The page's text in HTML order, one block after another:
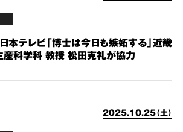
本テレビ「博士は今日も嫉妬する」近畿
産科学科 教授 松田克礼が協力
2025.10.25（土）